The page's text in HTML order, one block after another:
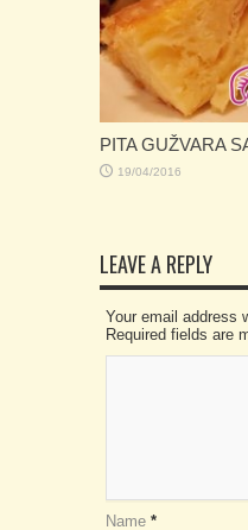
PITA GUŽVARA
19/04/2016
LEAVE A REPLY
Your email address
Required fields are
Name *